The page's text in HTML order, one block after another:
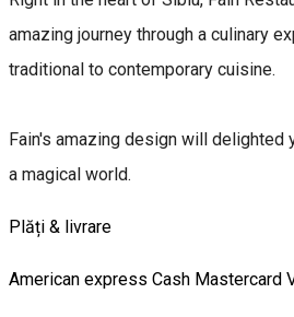
amazing journey through a culinary
traditional to contemporary cuisine.
Fain's amazing design will delighted
a magical world.
Plăți & livrare
American express Cash Mastercard